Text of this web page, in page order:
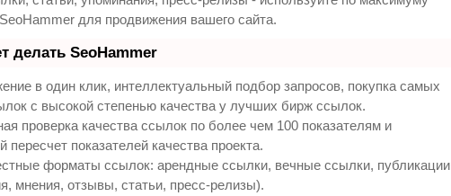
для продвижения вашего сайта.
делать SeoHammer
в один клик, интеллектуальный подбор запросов, покупка самых
с высокой степенью качества у лучших бирж ссылок.
проверка качества ссылок по более чем 100 показателям и
пересчет показателей качества проекта.
форматы ссылок: арендные ссылки, вечные ссылки, публикации
мнения, отзывы, статьи, пресс-релизы).